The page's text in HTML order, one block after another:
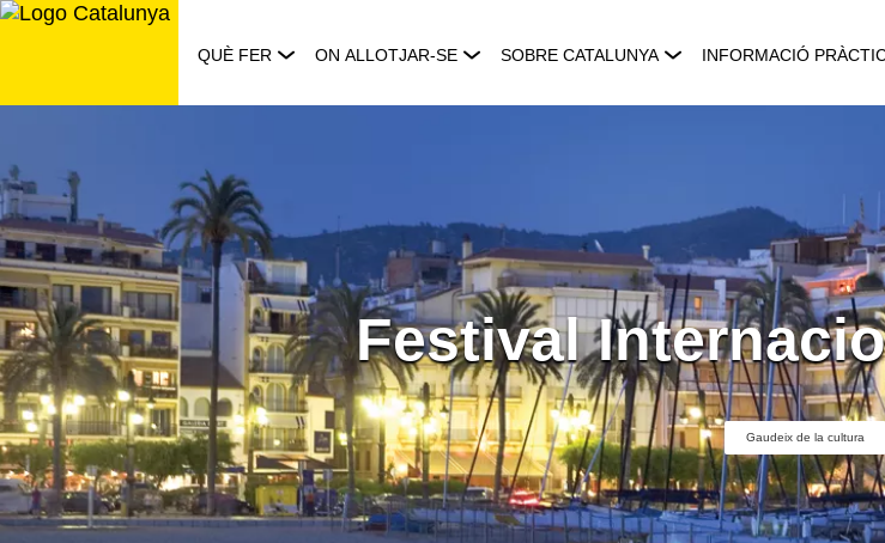
Saltar
QUÈ FER ON ALLOTJAR-SE SOBRE CATALUNYA INFORMACIÓ
Festival
Gaudeix de la cultura